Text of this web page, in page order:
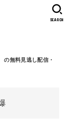
SEARCH
の無料見逃し配信・